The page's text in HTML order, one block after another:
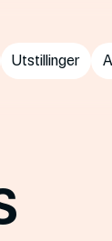
Utstillinger